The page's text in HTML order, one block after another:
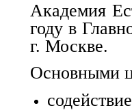
Академия
году в
г. Москве.
Основными